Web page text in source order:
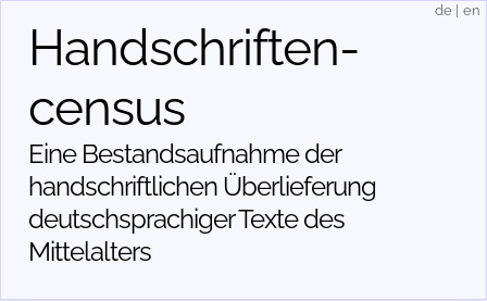
Handschriften­
census
Eine Bestandsaufnahme der
handschriftlichen Über­lieferung
deutschsprachiger Texte des
Mittelalters
de en